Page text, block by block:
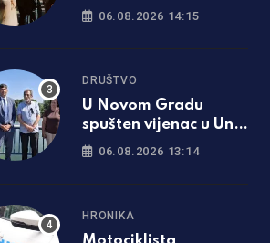
umrlih skočio na
06.08.2026 14:15
DRUŠTVO
U Novom Gradu
spušten vijenac u Unu
u znak sjećanja na
“Oluja”
06.08.2026 13:14
HRONIKA